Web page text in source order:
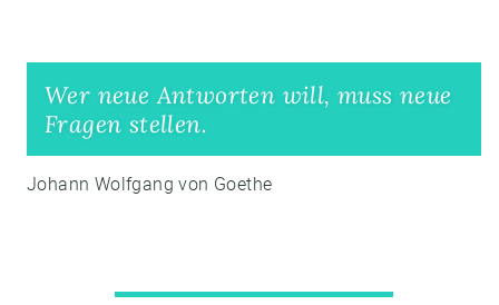
Wer neue Antworten will, muss neue
Fragen stellen.
Johann Wolfgang von Goethe